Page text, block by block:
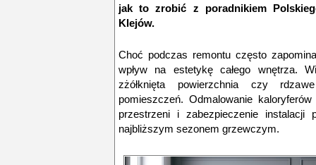
jak to zrobić z poradnikiem
Klejów.
Choć podczas remontu często
wpływ na estetykę całego wnętrza.
zżółknięta powierzchnia czy
pomieszczeń. Odmalowanie
przestrzeni i zabezpieczenie instalacji
najbliższym sezonem grzewczym.